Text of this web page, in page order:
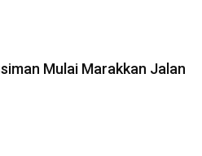
Mulai Marakkan Jalan